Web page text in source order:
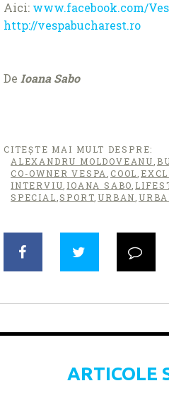
Aici: www.facebook.com/
http://vespabucharest.ro
De Ioana Sabo
CITEȘTE MAI MULT DESPRE:
ALEXANDRU MOLDOVEANU,
CO-OWNER VESPA, COOL,
INTERVIU, IOANA SABO,
SPECIAL,SPORT, URBAN,
ARTICOLE